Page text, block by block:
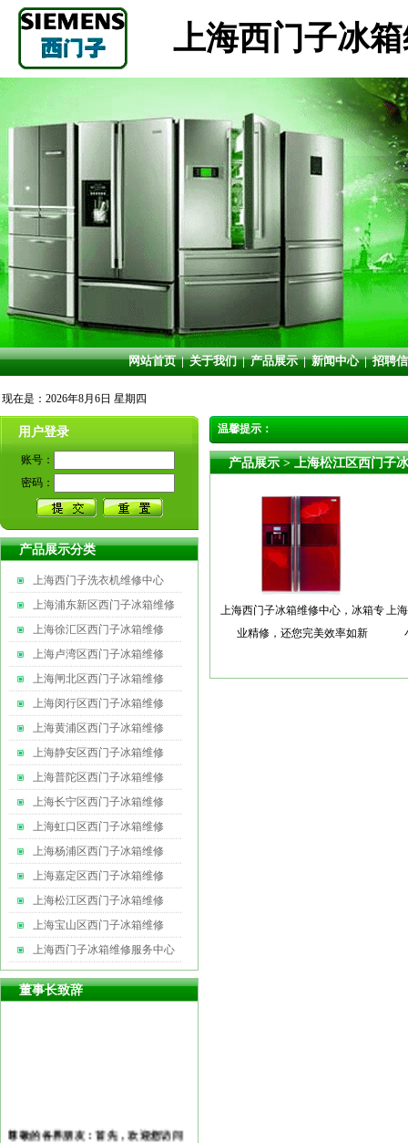
上海西门子冰
网站首页|关于我们|产品展示|新闻中心|招聘
现在是：2026年8月6日 星期四
用户登录
账号：
密码：
产品展示分类
上海西门子洗衣机维修中心
上海浦东新区西门子冰箱维修
上海徐汇区西门子冰箱维修
上海卢湾区西门子冰箱维修
上海闸北区西门子冰箱维修
上海闵行区西门子冰箱维修
上海黄浦区西门子冰箱维修
上海静安区西门子冰箱维修
上海普陀区西门子冰箱维修
上海长宁区西门子冰箱维修
上海虹口区西门子冰箱维修
上海杨浦区西门子冰箱维修
上海嘉定区西门子冰箱维修
上海松江区西门子冰箱维修
上海宝山区西门子冰箱维修
上海西门子冰箱维修服务中心
董事长致辞
尊敬的各界朋友：首先，欢迎您访问
温馨提示：
产品展示> 上海松江区西门子
上海西门子冰箱维修中心，冰箱专
业精修，还您完美效率如新
上